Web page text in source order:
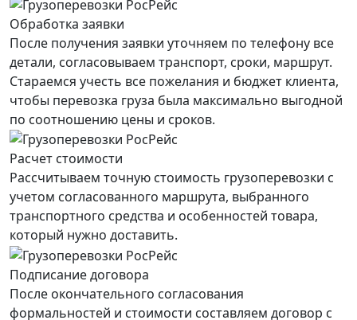
Обработка заявки
После получения заявки уточняем по телефону все
детали, согласовываем транспорт, сроки, маршрут.
Стараемся учесть все пожелания и бюджет клиента,
чтобы перевозка груза была максимально выгодной
по соотношению цены и сроков.
Расчет стоимости
Рассчитываем точную стоимость грузоперевозки с
учетом согласованного маршрута, выбранного
транспортного средства и особенностей товара,
который нужно доставить.
Подписание договора
После окончательного согласования
формальностей и стоимости составляем договор с